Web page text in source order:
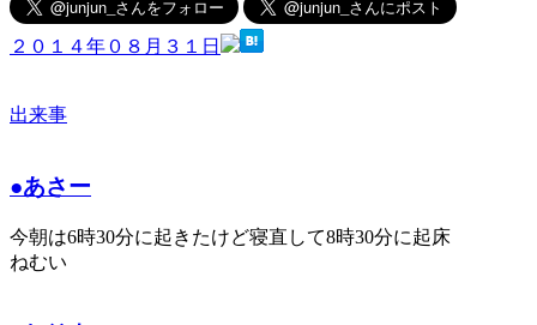
２０１４年０８月３１日
出来事
●あさー
今朝は6時30分に起きたけど寝直して8時30分に起床
ねむい